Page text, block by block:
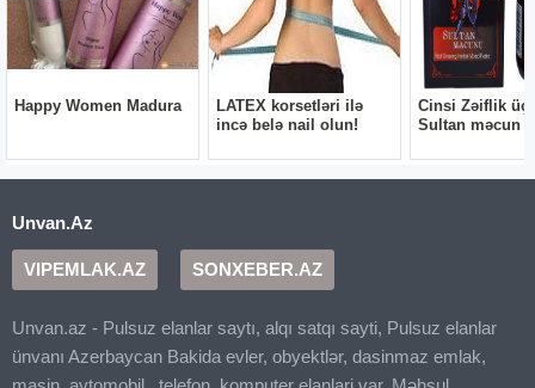
Unvan.Az
VIPEMLAK.AZ SONXEBER.AZ
Unvan.az - Pulsuz elanlar saytı, alqı satqı sayti, Pulsuz elanlar
ünvanı Azerbaycan Bakida evler, obyektlər, dasinmaz emlak,